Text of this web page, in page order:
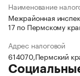
Наименование
Межрайонная
17 по Пермскому
Адрес налоговой
614070,Пермский